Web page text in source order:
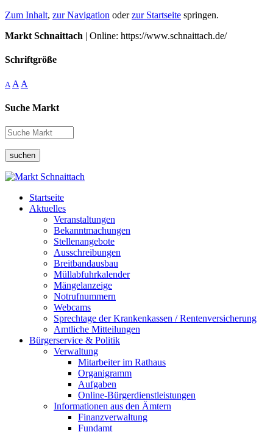
Zum Inhalt, zur Navigation oderzur Startseite springen.
Markt Schnaittach | Online: https://www.schnaittach.de/
Schriftgröße
A A A
Suche Markt
suchen
Startseite
Aktuelles
Veranstaltungen
Bekanntmachungen
Stellenangebote
Ausschreibungen
Breitbandausbau
Müllabfuhrkalender
Mängelanzeige
Notrufnummern
Webcams
Sprechtage der Krankenkassen / Rentenversicherung
Amtliche Mitteilungen
Bürgerservice & Politik
Verwaltung
Mitarbeiter im Rathaus
Organigramm
Aufgaben
Online-Bürgerdienstleistungen
Informationen aus den Ämtern
Finanzverwaltung
Fundamt